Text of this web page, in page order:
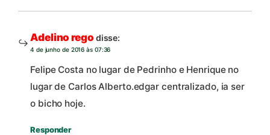
Adelino rego disse:
4 de junho de 2016 às 07:36
Felipe Costa no lugar de Pedrinho e Henrique no
lugar de Carlos Alberto.edgar centralizado, ia ser
o bicho hoje.
Responder